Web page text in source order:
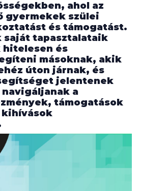
ahol az
gyermekek szülei
és támogatást.
saját tapasztalataik
hitelesen és
másoknak, akik
úton járnak, és
jelentenek
a
támogatások
kihívások